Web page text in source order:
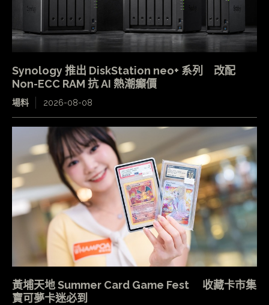
Synology 推出 DiskStation neo+ 系列 改配
Non-ECC RAM 抗 AI 熱潮癲價
場料 2026-08-08
黃埔天地 Summer Card Game Fest 收藏卡市集
寶可夢卡迷必到